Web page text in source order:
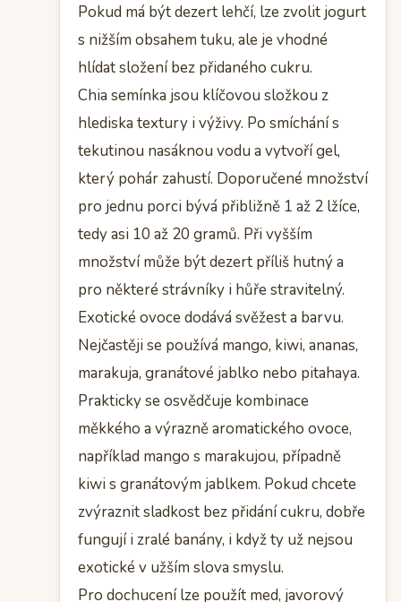
Pokud má být dezert lehčí, lze zvolit jogurt
s nižším obsahem tuku, ale je vhodné
hlídat složení bez přidaného cukru.
Chia semínka jsou klíčovou složkou z
hlediska textury i výživy. Po smíchání s
tekutinou nasáknou vodu a vytvoří gel,
který pohár zahustí. Doporučené množství
pro jednu porci bývá přibližně 1 až 2 lžíce,
tedy asi 10 až 20 gramů. Při vyšším
množství může být dezert příliš hutný a
pro některé strávníky i hůře stravitelný.
Exotické ovoce dodává svěžest a barvu.
Nejčastěji se používá mango, kiwi, ananas,
marakuja, granátové jablko nebo pitahaya.
Prakticky se osvědčuje kombinace
měkkého a výrazně aromatického ovoce,
například mango s marakujou, případně
kiwi s granátovým jablkem. Pokud chcete
zvýraznit sladkost bez přidání cukru, dobře
fungují i zralé banány, i když ty už nejsou
exotické v užším slova smyslu.
Pro dochucení lze použít med, javorový